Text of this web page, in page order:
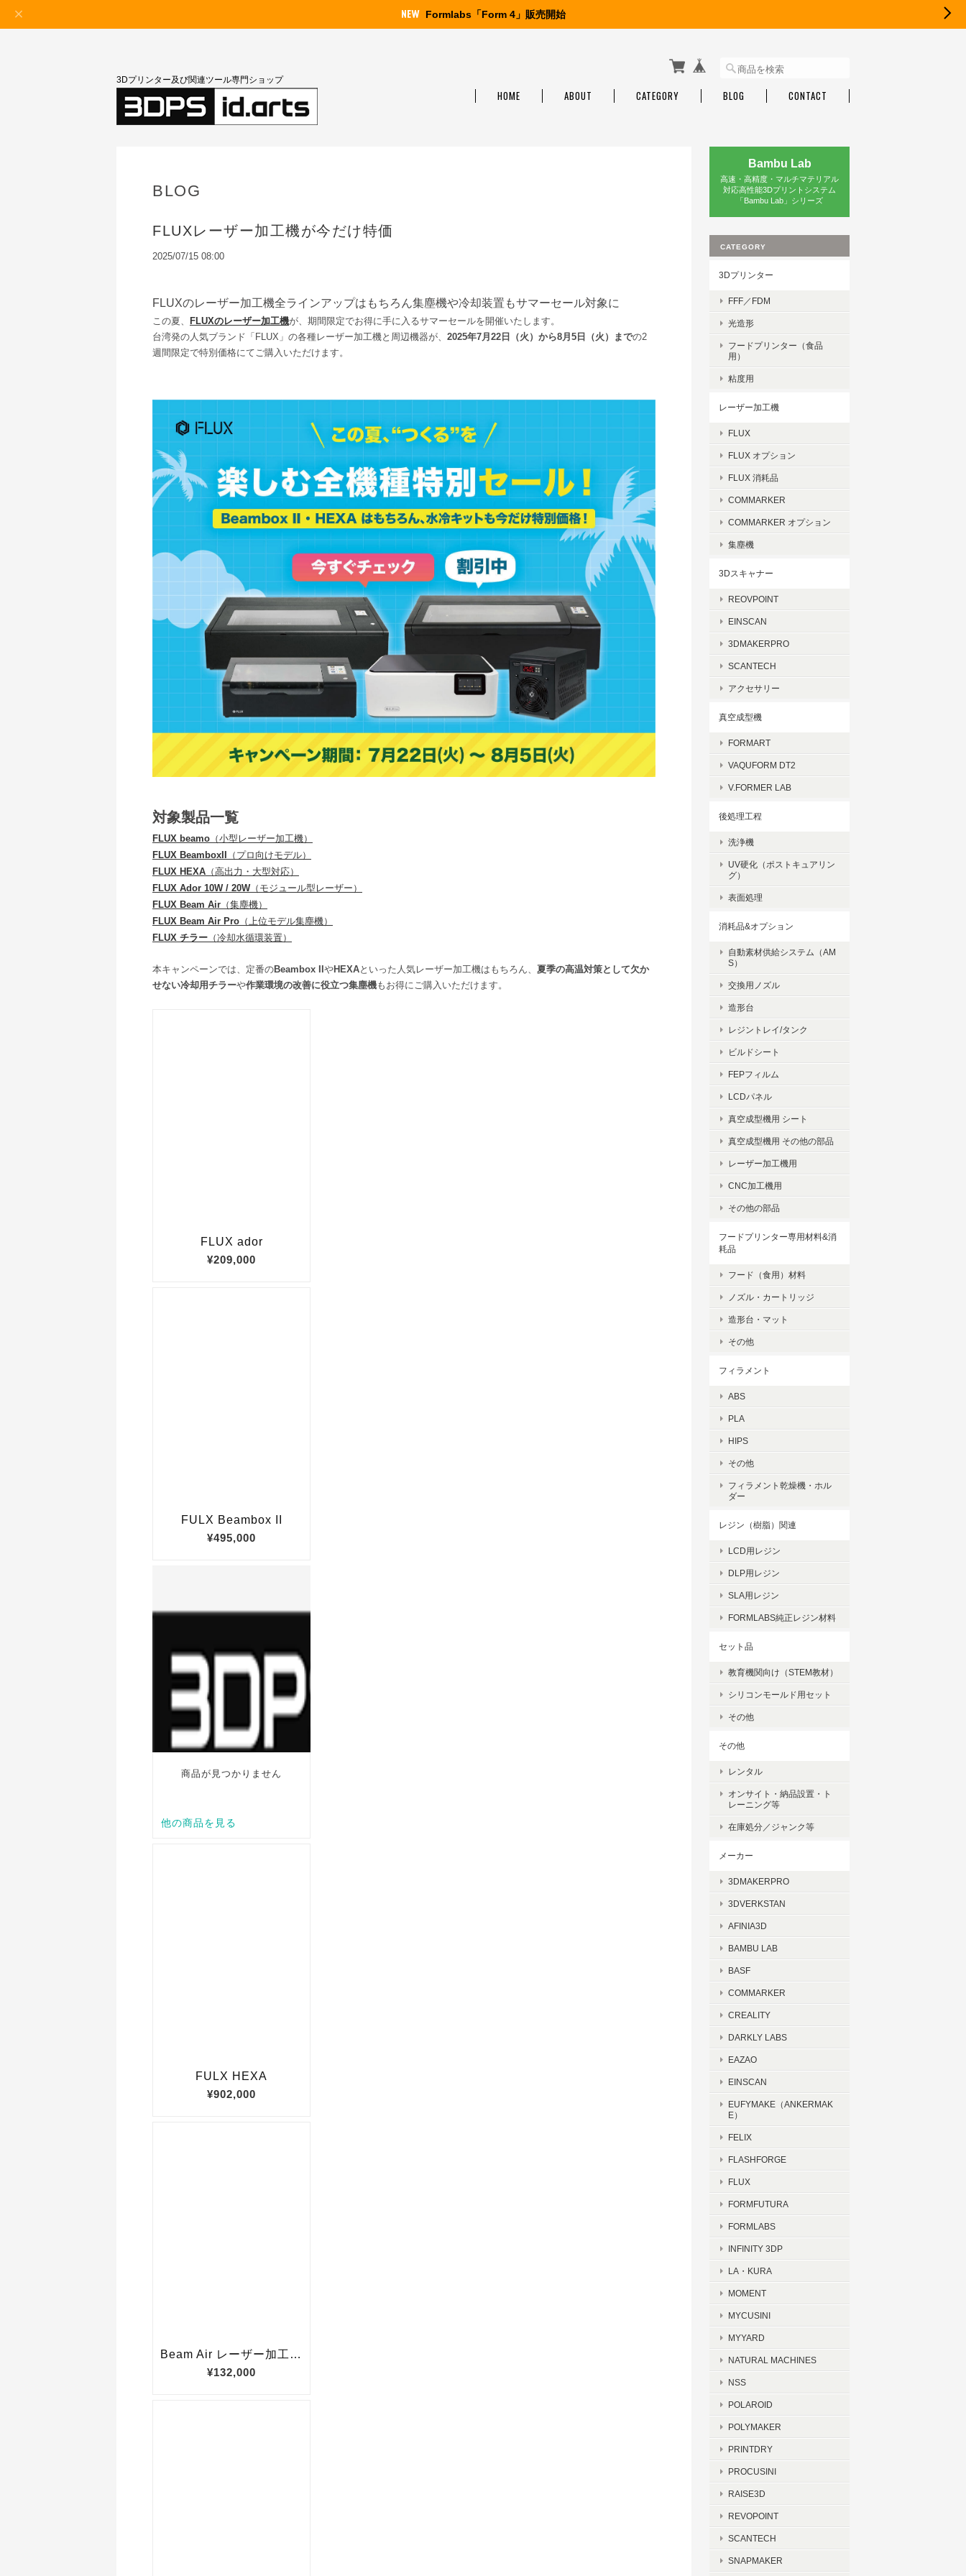
Formlabs「Form 4」販売開始
3Dプリンター及び関連ツール専門ショップ
HOME ABOUT CATEGORY BLOG CONTACT
BLOG
FLUXレーザー加工機が今だけ特価
2025/07/15 08:00
FLUXのレーザー加工機全ラインアップはもちろん集塵機や冷却装置もサマーセール対象に
この夏、 FLUXのレーザー加工機が、期間限定でお得に手に入るサマーセールを開催いたします。
台湾発の人気ブランド「FLUX」の各種レーザー加工機と周辺機器が、 2025年7月22日（火）から8月5日（火）までの2
週間限定で特別価格にてご購入いただけます。
対象製品一覧
FLUX beamo （小型レーザー加工機）
FLUX BeamboxII
（プロ向けモデル）
FLUX HEXA （高出力・大型対応）
FLUX Ador 10W / 20W（モジュール型レーザー）
FLUX Beam Air （集塵機）
FLUX Beam Air Pro （上位モデル集塵機）
FLUX チラー （冷却水循環装置）
本キャンペーンでは、定番のBeambox II やHEXAといった人気レーザー加工機はもちろん、 夏季の高温対策として欠か
せない冷却用チラーや作業環境の改善に役立つ集塵機もお得にご購入いただけます。
Bambu Lab
高速・高精度・マルチマテリアル
対応高性能3Dプリントシステム
「Bambu Lab」シリーズ
CATEGORY
3Dプリンター
FFF／FDM
光造形
フードプリンター（食品
用）
粘度用
レーザー加工機
FLUX
FLUX オプション
FLUX 消耗品
COMMARKER
COMMARKER オプション
集塵機
3Dスキャナー
REOVPOINT
EINSCAN
3DMAKERPRO
SCANTECH
アクセサリー
真空成型機
FORMART
VAQUFORM DT2
V.FORMER LAB
後処理工程
洗浄機
UV硬化（ポストキュアリン
グ）
表面処理
消耗品&オプション
自動素材供給システム（AM
S）
交換用ノズル
造形台
レジントレイ/タンク
ビルドシート
FEPフィルム
LCDパネル
真空成型機用 シート
真空成型機用 その他の部品
レーザー加工機用
CNC加工機用
その他の部品
フードプリンター専用材料&消
耗品
フード（食用）材料
ノズル・カートリッジ
造形台・マット
その他
フィラメント
ABS
PLA
HIPS
その他
フィラメント乾燥機・ホル
ダー
レジン（樹脂）関連
LCD用レジン
DLP用レジン
SLA用レジン
FORMLABS純正レジン材料
セット品
教育機関向け（STEM教材）
シリコンモールド用セット
その他
その他
レンタル
オンサイト・納品設置・ト
レーニング等
在庫処分／ジャンク等
メーカー
3DMAKERPRO
3DVERKSTAN
AFINIA3D
BAMBU LAB
BASF
COMMARKER
CREALITY
DARKLY LABS
EAZAO
EINSCAN
EUFYMAKE（ANKERMAK
E）
FELIX
FLASHFORGE
FLUX
FORMFUTURA
FORMLABS
INFINITY 3DP
LA・KURA
MOMENT
MYCUSINI
MYYARD
NATURAL MACHINES
NSS
POLAROID
POLYMAKER
PRINTDRY
PROCUSINI
RAISE3D
REVOPOINT
SCANTECH
SNAPMAKER